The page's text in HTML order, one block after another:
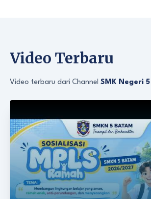
Video Terbaru
Video terbaru dari Channel SMK Negeri